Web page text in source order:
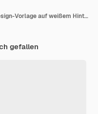
Aktenkoffer-Symbol-Vektor-Design-Vorlage auf weißem Hintergrund
gefallen